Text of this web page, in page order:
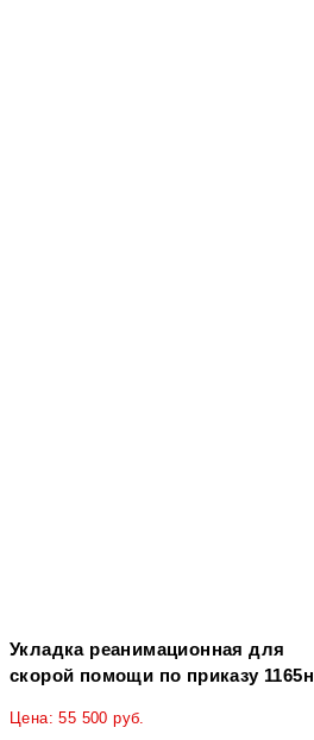
Укладка реанимационная для
скорой помощи по приказу 1165н
Цена:55 500 руб.